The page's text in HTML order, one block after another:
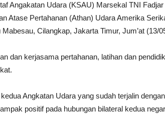
Angakatan Udara (KSAU) Marsekal TNI
Atase Pertahanan (Athan) Udara Amerika
Cilangkap, Jakarta Timur, Jum’at (13/
dan kerjasama pertahanan, latihan dan
Angkatan Udara yang sudah terjalin
positif pada hubungan bilateral kedua